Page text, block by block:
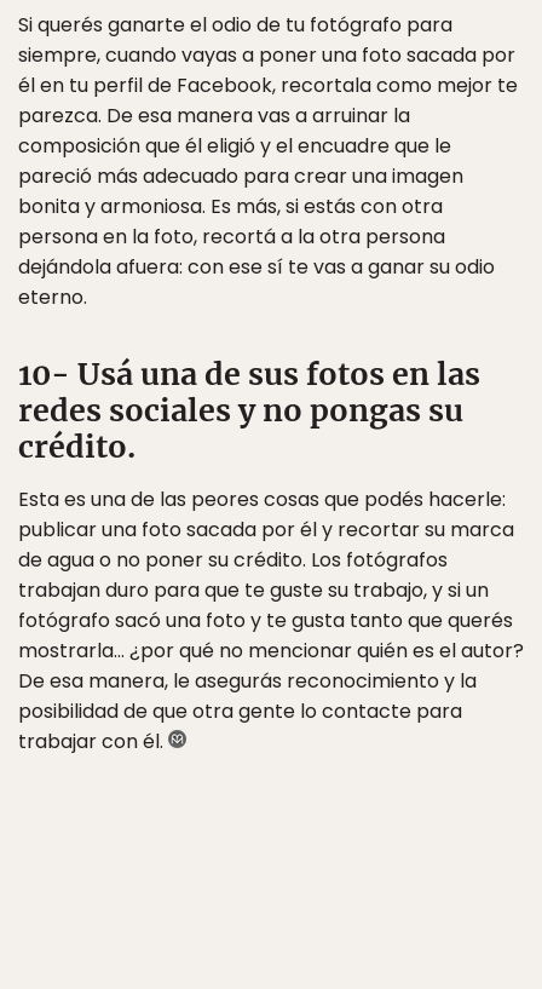
Si querés ganarte el odio de tu fotógrafo para
siempre, cuando vayas a poner una foto sacada por
él en tu perfil de Facebook, recortala como mejor te
parezca. De esa manera vas a arruinar la
composición que él eligió y el encuadre que le
pareció más adecuado para crear una imagen
bonita y armoniosa. Es más, si estás con otra
persona en la foto, recortá a la otra persona
dejándola afuera: con ese sí te vas a ganar su odio
eterno.
10- Usá una de sus fotos en las
redes sociales y no pongas su
crédito.
Esta es una de las peores cosas que podés hacerle:
publicar una foto sacada por él y recortar su marca
de agua o no poner su crédito. Los fotógrafos
trabajan duro para que te guste su trabajo, y si un
fotógrafo sacó una foto y te gusta tanto que querés
mostrarla… ¿por qué no mencionar quién es el autor?
De esa manera, le asegurás reconocimiento y la
posibilidad de que otra gente lo contacte para
trabajar con él.